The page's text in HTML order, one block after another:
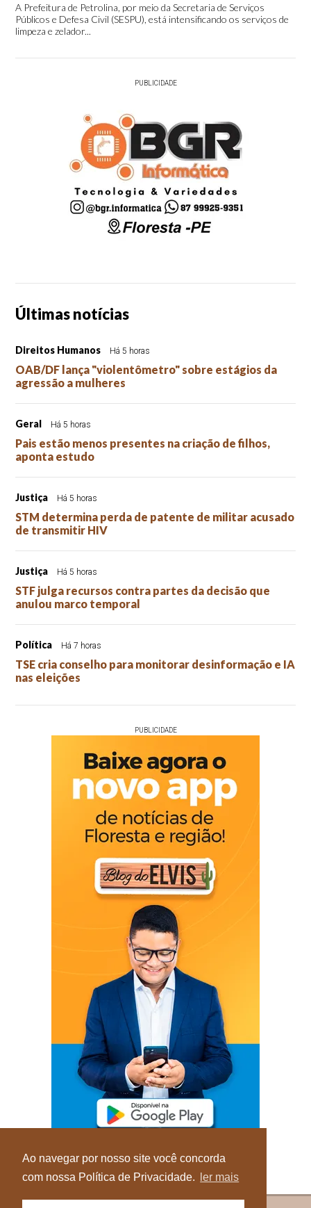
Ao navegar por nosso site você concorda
com nossa Política de Privacidade.
ler mais
A Prefeitura de Petrolina, por meio da Secretaria de Serviços
Públicos e Defesa Civil (SESPU), está intensificando os serviços de
limpeza e zelador...
PUBLICIDADE
Últimas notícias
Direitos Humanos Há 5 horas
OAB/DF lança "violentômetro" sobre estágios da
agressão a mulheres
Geral Há 5 horas
Pais estão menos presentes na criação de filhos,
aponta estudo
Justiça Há 5 horas
STM determina perda de patente de militar acusado
de transmitir HIV
Justiça Há 5 horas
STF julga recursos contra partes da decisão que
anulou marco temporal
Política Há 7 horas
TSE cria conselho para monitorar desinformação e IA
nas eleições
PUBLICIDADE